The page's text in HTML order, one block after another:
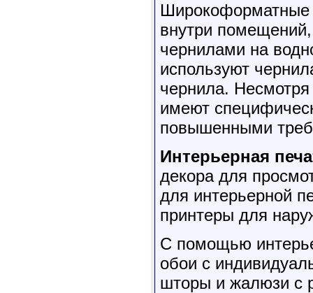
Широкоформатные
внутри
чернилами на
используют
чернила. Несмотря
имеют
повышенными
Интерьерная
декора для
для интерьерной
принтеры для
C помощью
обои с
шторы и жалюзи с